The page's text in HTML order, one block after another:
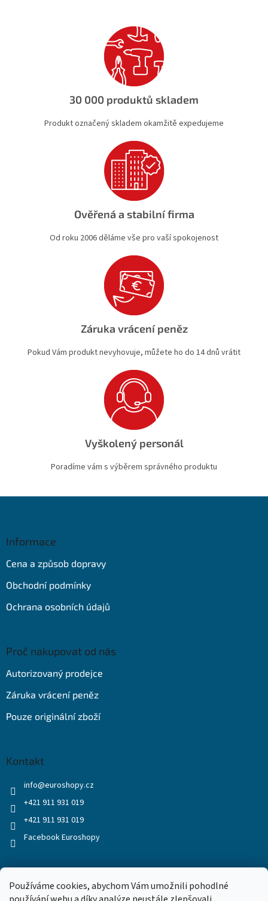
Používáme cookies, abychom Vám umožnili pohodlné
30 000 produktů skladem
Produkt označený skladem okamžitě expedujeme
Ověřená a stabilní firma
Od roku 2006 děláme vše pro vaší spokojenost
Záruka vrácení peněz
Pokud Vám produkt nevyhovuje, můžete ho do 14 dnů vrátit
Vyškolený personál
Poradíme vám s výběrem správného produktu
Informace
Cena a způsob dopravy
Obchodní podmínky
Ochrana osobních údajů
Proč nakupovat od nás
Autorizovaný prodejce
Záruka vrácení peněz
Pouze originální zboží
Kontakt
info@euroshopy.cz
+421 911 931 019
+421 911 931 019
Facebook Euroshopy